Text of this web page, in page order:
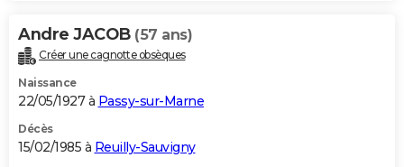
Andre JACOB (57 ans)
Créer une cagnotte obsèques
Naissance
22/05/1927 à Passy-sur-Marne
Décès
15/02/1985 à Reuilly-Sauvigny